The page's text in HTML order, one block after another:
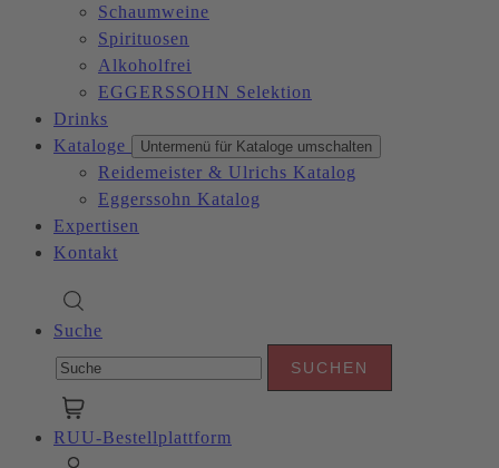
Schaumweine
Spirituosen
Alkoholfrei
EGGERSSOHN Selektion
Drinks
Kataloge
Untermenü für Kataloge umschalten
Reidemeister & Ulrichs Katalog
Eggerssohn Katalog
Expertisen
Kontakt
Suche
RUU-Bestellplattform